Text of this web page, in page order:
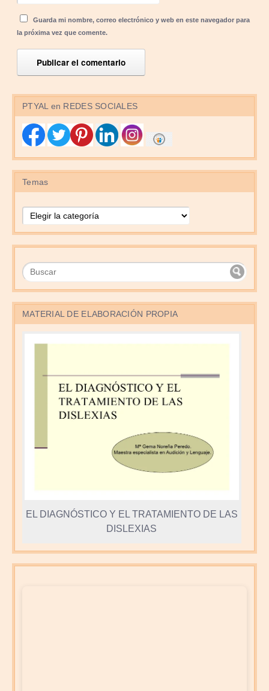
Guarda mi nombre, correo electrónico y web en este navegador para
la próxima vez que comente.
PTYAL en REDES SOCIALES
Temas
MATERIAL DE ELABORACIÓN PROPIA
EL DIAGNÓSTICO Y EL TRATAMIENTO DE LAS
DISLEXIAS